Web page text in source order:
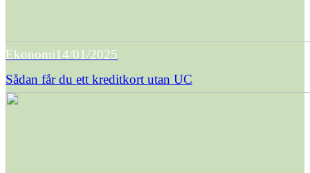
Ekonomi14/01/2025
Sådan får du ett kreditkort utan UC